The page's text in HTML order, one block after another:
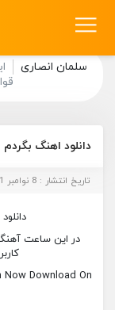
سلمان انصاری
دانلود اهنگ بگردم
تاریخ انتشار : 8 نوامبر 2021
در این ساعت
Now Download On